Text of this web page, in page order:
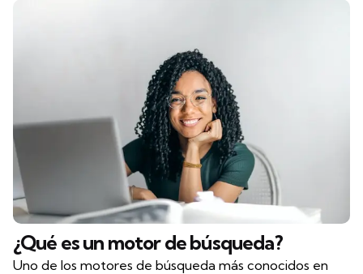
¿Qué es un motor de búsqueda?
Uno de los motores de búsqueda más conocidos en